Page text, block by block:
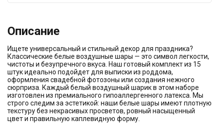
Описание
Ищете универсальный и стильный декор для праздника?
Классические белые воздушные шары — это символ легкости,
чистоты и безупречного вкуса. Наш готовый комплект из 15
штук идеально подойдет для выписки из роддома,
оформления свадебной фотозоны или создания нежного
сюрприза. Каждый белый воздушный шарик в этом наборе
изготовлен из премиального гипоаллергенного латекса. Мы
строго следим за эстетикой: наши белые шары имеют плотную
текстуру без некрасивых просветов, ровный насыщенный
цвет и правильную каплевидную форму.